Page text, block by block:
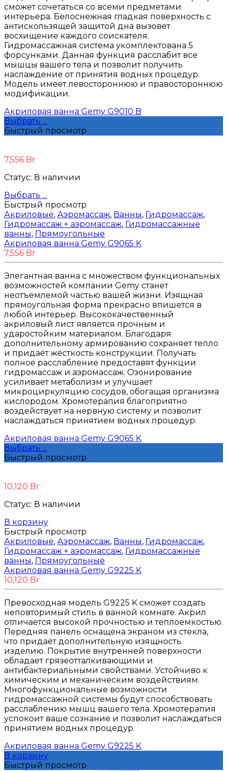
сможет сочетаться со всеми предметами
интерьера. Белоснежная гладкая поверхность с
антискользящей защитой дна вызовет
восхищение каждого соискателя.
Гидромассажная система укомплектована 5
форсунками. Данная функция расслабит все
мышцы вашего тела и позволит получить
наслаждение от принятия водных процедур.
Модель имеет левостороннюю и правостороннюю
модификации.
Акриловая ванна Gemy G9010 B
Выбрать ...
Быстрый просмотр
7,556 Br
Статус: В наличии
Выбрать ...
Быстрый просмотр
Акриловые, Аэромассаж, Ванны, Гидромассаж,
Гидромассаж + аэромассаж, Гидромассажные
ванны, Прямоугольные
Акриловая ванна Gemy G9065 K
7,556 Br
Элегантная ванна с множеством функциональных
возможностей компании Gemy станет
неотъемлемой частью вашей жизни. Изящная
прямоугольная форма прекрасно впишется в
любой интерьер. Высококачественный
акриловый лист является прочным и
ударостойким материалом. Благодаря
дополнительному армированию сохраняет тепло
и придаёт жёсткость конструкции. Получать
полное расслабление предоставят функции
гидромассаж и аэромассаж. Озонирование
усиливает метаболизм и улучшает
микроциркуляцию сосудов, обогащая организма
кислородом. Хромотерапия благоприятно
воздействует на нервную систему и позволит
наслаждаться принятием водных процедур.
Акриловая ванна Gemy G9065 K
Выбрать ...
Быстрый просмотр
10,120 Br
Статус: В наличии
В корзину
Быстрый просмотр
Акриловые, Аэромассаж, Ванны, Гидромассаж,
Гидромассаж + аэромассаж, Гидромассажные
ванны, Прямоугольные
Акриловая ванна Gemy G9225 K
10,120 Br
Превосходная модель G9225 K сможет создать
неповторимый стиль в ванной комнате. Акрил
отличается высокой прочностью и теплоемкостью.
Передняя панель оснащена экраном из стекла,
что придаёт дополнительную изящность
изделию. Покрытие внутренней поверхности
обладает грязеотталкивающими и
антибактериальными свойствами. Устойчиво к
химическим и механическим воздействиям.
Многофункциональные возможности
гидромассажной системы будут способствовать
расслаблению мышц вашего тела. Хромотерапия
успокоит ваше сознание и позволит наслаждаться
принятием водных процедур.
Акриловая ванна Gemy G9225 K
В корзину
Быстрый просмотр